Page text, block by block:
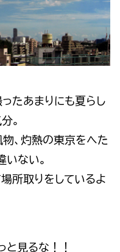
たあまりにも夏らし
。
、灼熱の東京をへた
ない。
所取りをしているよ
と見るな！！